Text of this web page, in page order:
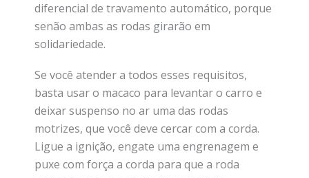
diferencial de travamento automático, porque
senão ambas as rodas girarão em
solidariedade.
Se você atender a todos esses requisitos,
basta usar o macaco para levantar o carro e
deixar suspenso no ar uma das rodas
motrizes, que você deve cercar com a corda.
Ligue a ignição, engate uma engrenagem e
puxe com força a corda para que a roda